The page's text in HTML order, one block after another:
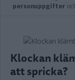
Klockan
att spricka?